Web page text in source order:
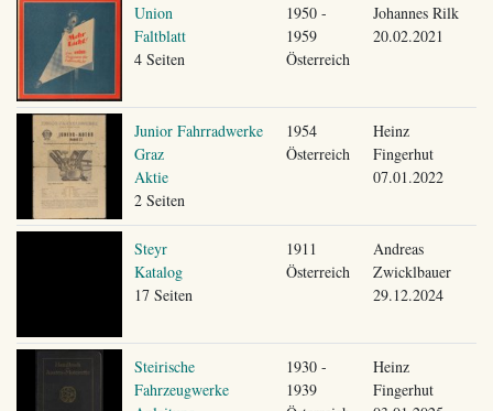
Union
Faltblatt
4 Seiten
1950 -
1959
Österreich
Johannes Rilk
20.02.2021
Junior Fahrradwerke
Graz
Aktie
2 Seiten
1954
Österreich
Heinz
Fingerhut
07.01.2022
Steyr
Katalog
17 Seiten
1911
Österreich
Andreas
Zwicklbauer
29.12.2024
Steirische
Fahrzeugwerke
1930 -
1939
Heinz
Fingerhut